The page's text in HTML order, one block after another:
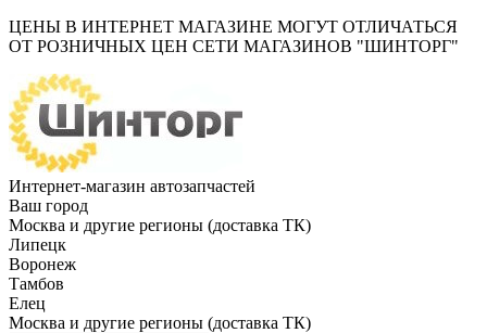
ЦЕНЫ В ИНТЕРНЕТ МАГАЗИНЕ МОГУТ ОТЛИЧАТЬСЯ
ОТ РОЗНИЧНЫХ ЦЕН СЕТИ МАГАЗИНОВ "ШИНТОРГ"
Интернет-магазин автозапчастей
Ваш город
Москва и другие регионы (доставка ТК)
Липецк
Воронеж
Тамбов
Елец
Москва и другие регионы (доставка ТК)